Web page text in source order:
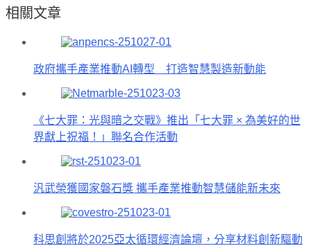
相關文章
政府攜手產業推動AI轉型 打造智慧製造新動能
《七大罪：光與暗之交戰》推出「七大罪 × 為美好的世
界獻上祝福！」聯名合作活動
汎武榮獲國家磐石獎 攜手產業推動智慧儲能新未來
科思創將於2025亞太循環經濟論壇，分享材料創新驅動